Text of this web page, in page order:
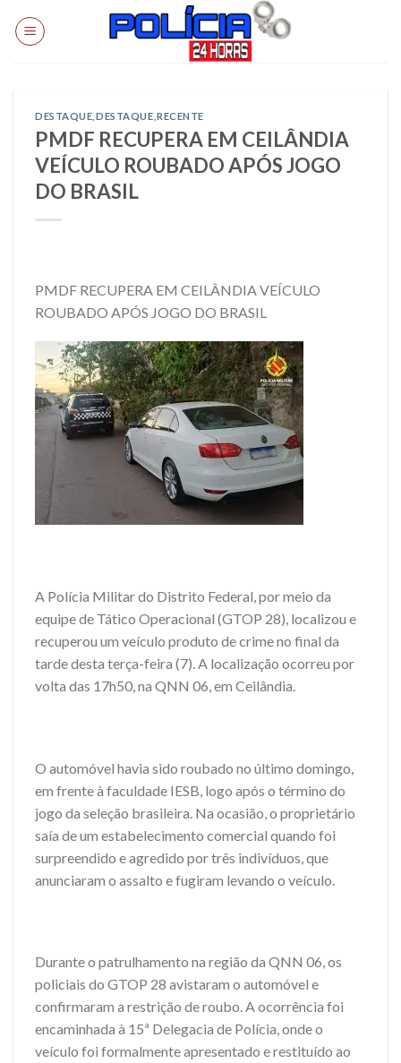
DESTAQUE ,DESTAQUE ,RECENTE
PMDF RECUPERA EM CEILÂNDIA
VEÍCULO ROUBADO APÓS JOGO
DO BRASIL
PMDF RECUPERA EM CEILÂNDIA VEÍCULO
ROUBADO APÓS JOGO DO BRASIL
A Polícia Militar do Distrito Federal, por meio da
equipe de Tático Operacional (GTOP 28), localizou e
recuperou um veículo produto de crime no final da
tarde desta terça-feira (7). A localização ocorreu por
volta das 17h50, na QNN 06, em Ceilândia.
O automóvel havia sido roubado no último domingo,
em frente à faculdade IESB, logo após o término do
jogo da seleção brasileira. Na ocasião, o proprietário
saía de um estabelecimento comercial quando foi
surpreendido e agredido por três indivíduos, que
anunciaram o assalto e fugiram levando o veículo.
Durante o patrulhamento na região da QNN 06, os
policiais do GTOP 28 avistaram o automóvel e
confirmaram a restrição de roubo. A ocorrência foi
encaminhada à 15ª Delegacia de Polícia, onde o
veículo foi formalmente apresentado e restituído ao